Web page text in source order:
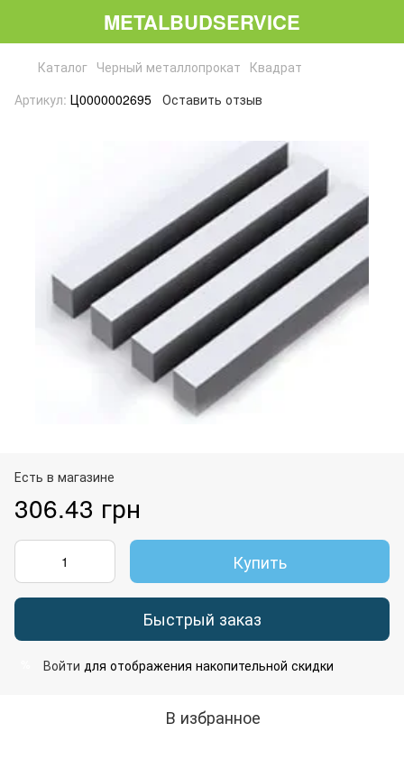
METALBUDSERVICE
Каталог Черный металлопрокат Квадрат
Артикул: Ц0000002695 Оставить отзыв
Есть в магазине
306.43 грн
Купить
Быстрый заказ
Войти для отображения накопительной скидки
В избранное